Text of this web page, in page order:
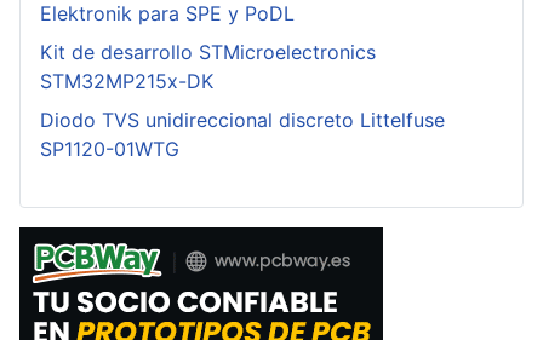
Elektronik para SPE y PoDL
Kit de desarrollo STMicroelectronics
STM32MP215x-DK
Diodo TVS unidireccional discreto Littelfuse
SP1120-01WTG